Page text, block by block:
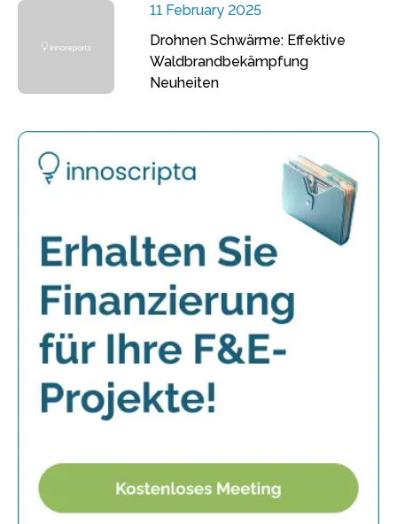
11 February 2025
Drohnen Schwärme: Effektive
Waldbrandbekämpfung
Neuheiten